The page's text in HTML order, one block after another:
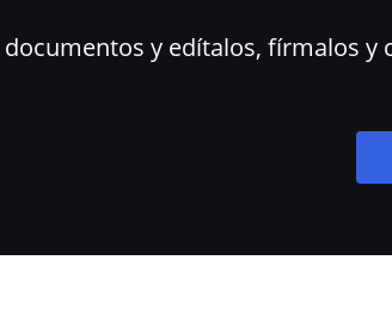
documentos y edítalos, fírmalos